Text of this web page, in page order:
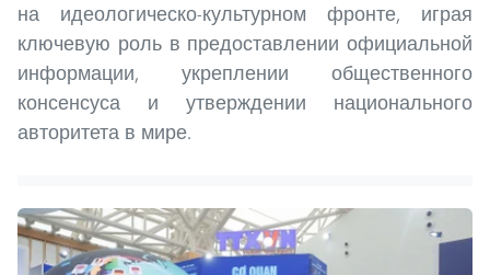
на идеологическо-культурном фронте, играя
ключевую роль в предоставлении официальной
информации, укреплении общественного
консенсуса и утверждении национального
авторитета в мире.